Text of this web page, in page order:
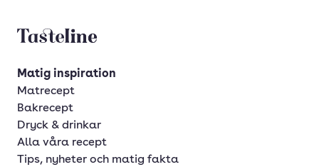
Tasteline startsida
Matig inspiration
Matrecept
Bakrecept
Dryck & drinkar
Alla våra recept
Tips, nyheter och matig fakta